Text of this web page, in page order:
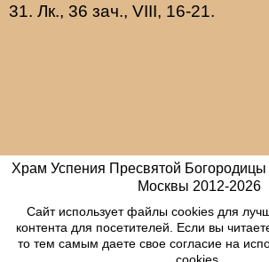
31. Лк., 36 зач., VIII, 16-21.
Храм Успения Пресвятой Богородицы
Москвы 2012-2026
Сайт использует файлы cookies для
контента для посетителей. Если вы
то тем самым даете свое согласие на